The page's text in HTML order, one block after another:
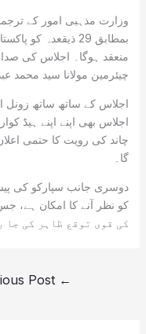
بمطابق 29 ذیقعدہ
منعقد ہوگا۔ اجلاس کی
چیئرمین مولانا سید محمد
اجلاس کے ساتھ ساتھ زونل
اجلاس بھی اپنے اپنے ہیڈ
چاند کی رویت کا حتمی
گا۔
کی قوی توقع ظاہر کی جا
←